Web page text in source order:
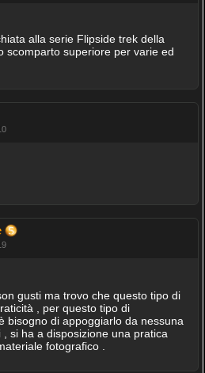
alla serie Flipside trek della
scomparto superiore per varie ed
gusti ma trovo che questo tipo di
, per questo tipo di
bisogno di appoggiarlo da nessuna
si ha a disposizione una pratica
fotografico .